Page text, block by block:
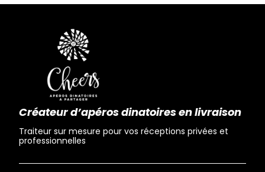
Créateur d’apéros dinatoires en livraison
Traiteur sur mesure pour vos réceptions privées et
professionnelles